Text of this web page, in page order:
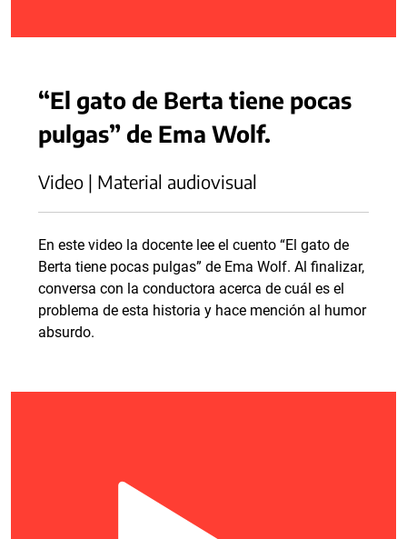
“El gato de Berta tiene pocas
pulgas” de Ema Wolf.
Video | Material audiovisual
En este video la docente lee el cuento “El gato de
Berta tiene pocas pulgas” de Ema Wolf. Al finalizar,
conversa con la conductora acerca de cuál es el
problema de esta historia y hace mención al humor
absurdo.